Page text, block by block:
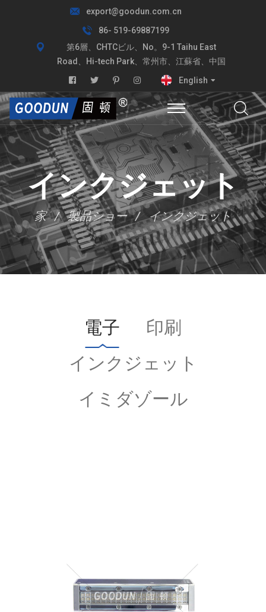
export@goodun.com.cn
86- 519-69887199
第6層、CHTCビル、No。9-1 Taihu East
Road、Hi-tech Park、常州市、江蘇省、中国
English
インクジェット
家 製品ショー インクジェット
電子
印刷
インクジェット
イミダゾール